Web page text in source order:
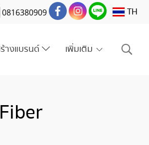
0816380909 TH
างแบรนด์ เพิ่มเติม